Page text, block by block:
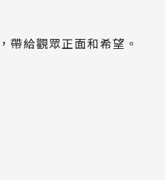
帶給觀眾正面和希望。